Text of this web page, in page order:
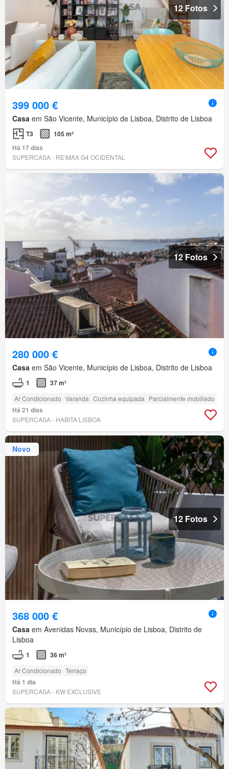
12 Fotos
399 000 €
Casa em São Vicente, Município de Lisboa, Distrito de Lisboa
T3
105 m²
Há 17 dias
SUPERCASA - RE\MAX G4 OCIDENTAL
12 Fotos
280 000 €
Casa em São Vicente, Município de Lisboa, Distrito de Lisboa
1 37 m²
Ar Condicionado Varanda Cozinha equipada Parcialmente mobiliado
Há 21 dias
SUPERCASA - HABITA LISBOA
Novo
12 Fotos
368 000 €
Casa em Avenidas Novas, Município de Lisboa, Distrito de
Lisboa
1 36 m²
Ar Condicionado Terraço
Há 1 dia
SUPERCASA - KW EXCLUSIVE